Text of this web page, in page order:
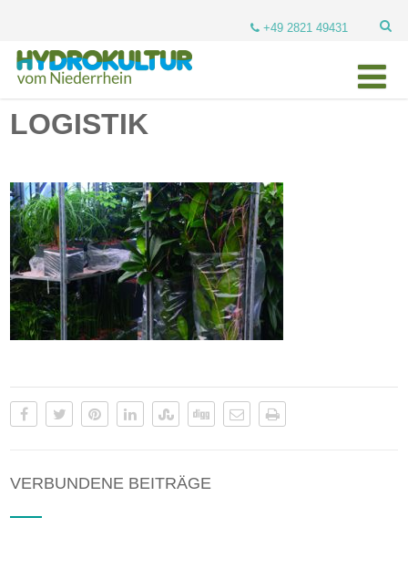
+49 2821 49431
LOGISTIK
VERBUNDENE BEITRÄGE